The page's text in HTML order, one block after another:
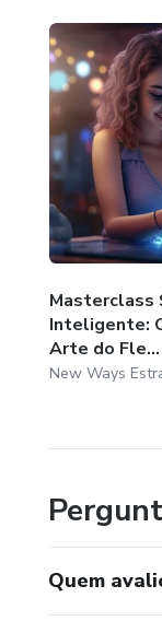
Masterclass
Inteligente:
Arte do Fle...
New Ways
Quem